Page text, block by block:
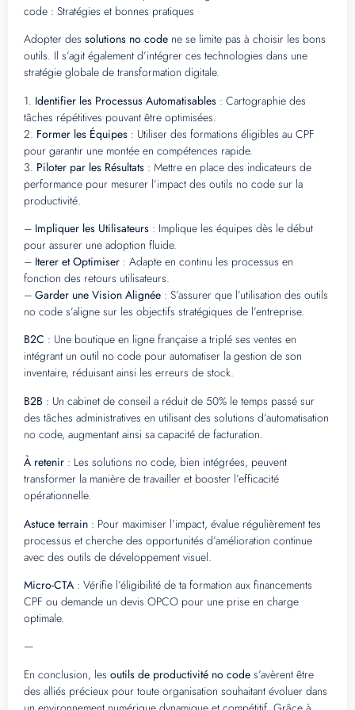
code : Stratégies et bonnes pratiques
Adopter des solutions no code ne se limite pas à choisir les bons
outils. Il s’agit également d’intégrer ces technologies dans une
stratégie globale de transformation digitale.
1. Identifier les Processus Automatisables : Cartographie des
tâches répétitives pouvant être optimisées.
2. Former les Équipes : Utiliser des formations éligibles au CPF
pour garantir une montée en compétences rapide.
3. Piloter par les Résultats : Mettre en place des indicateurs de
performance pour mesurer l’impact des outils no code sur la
productivité.
– Impliquer les Utilisateurs : Implique les équipes dès le début
pour assurer une adoption fluide.
– Iterer et Optimiser : Adapte en continu les processus en
fonction des retours utilisateurs.
– Garder une Vision Alignée : S’assurer que l’utilisation des outils
no code s’aligne sur les objectifs stratégiques de l’entreprise.
B2C : Une boutique en ligne française a triplé ses ventes en
intégrant un outil no code pour automatiser la gestion de son
inventaire, réduisant ainsi les erreurs de stock.
B2B : Un cabinet de conseil a réduit de 50% le temps passé sur
des tâches administratives en utilisant des solutions d’automatisation
no code, augmentant ainsi sa capacité de facturation.
À retenir : Les solutions no code, bien intégrées, peuvent
transformer la manière de travailler et booster l’efficacité
opérationnelle.
Astuce terrain : Pour maximiser l’impact, évalue régulièrement tes
processus et cherche des opportunités d’amélioration continue
avec des outils de développement visuel.
Micro-CTA : Vérifie l’éligibilité de ta formation aux financements
CPF ou demande un devis OPCO pour une prise en charge
optimale.
—
En conclusion, les outils de productivité no code s’avèrent être
des alliés précieux pour toute organisation souhaitant évoluer dans